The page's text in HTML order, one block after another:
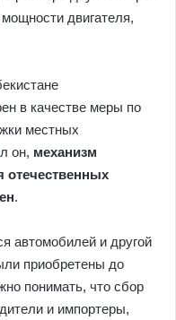
двигателя,
в качестве меры по
местных
он, механизм
отечественных
.
автомобилей и другой
приобретены до
понимать, что сбор
и импортеры,